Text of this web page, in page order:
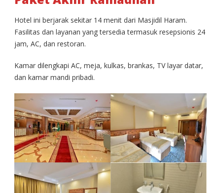
Hotel ini berjarak sekitar 14 menit dari Masjidil Haram.
Fasilitas dan layanan yang tersedia termasuk resepsionis 24
jam, AC, dan restoran.
Kamar dilengkapi AC, meja, kulkas, brankas, TV layar datar,
dan kamar mandi pribadi.